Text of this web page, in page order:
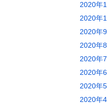
2020年
2020年
2020年
2020年
2020年
2020年
2020年
2020年